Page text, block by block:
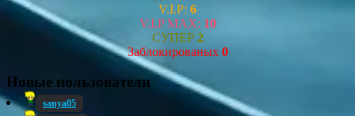
V.I.P: 6
V.I.P MAX: 10
СУПЕР 2
Заблокированых 0
Новые пользователи
sanya05